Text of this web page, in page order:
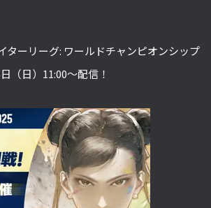
ターリーグ: ワールドチャンピオンシップ
（日）11:00～配信！